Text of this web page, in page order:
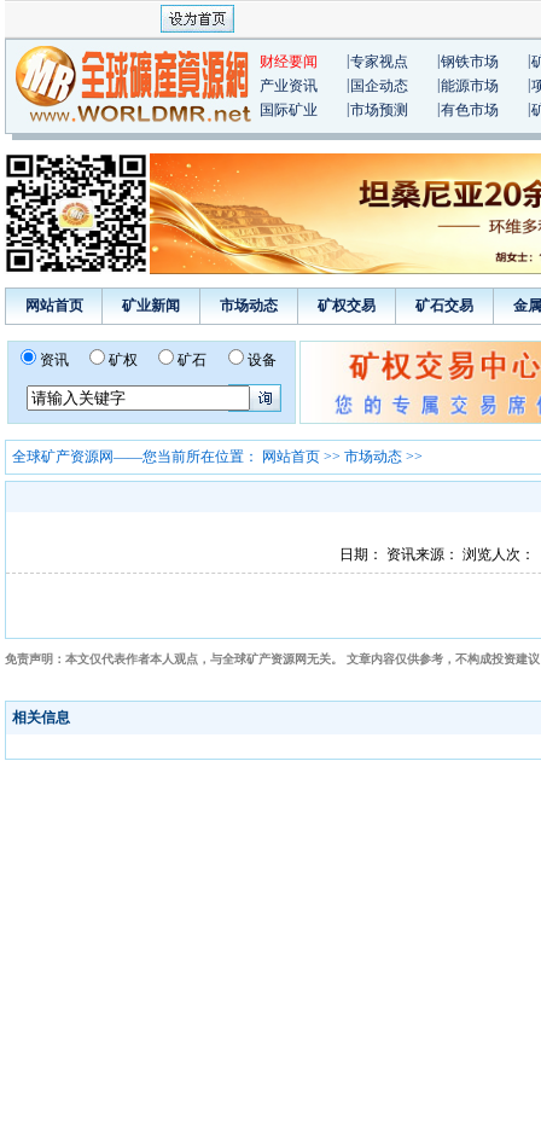
财经要闻 专家视点 钢铁市场
产业资讯
国企动态 能源市场
国际矿业
市场预测 有色市场
网站首页 矿业新闻 市场动态 矿权交易 矿石交易 金
资讯 矿权 矿石 设备
全球矿产资源网——您当前所在位置： 网站首页 >> 市场动态 >>
日期： 资讯来源： 浏览人次：
免责声明：本文仅代表作者本人观点，与全球矿产资源网无关。 文章内容仅供参考，不构成投资建
相关信息